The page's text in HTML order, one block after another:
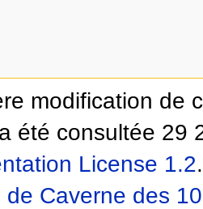
modification de
été consultée 29
License 1.2.
de Caverne des